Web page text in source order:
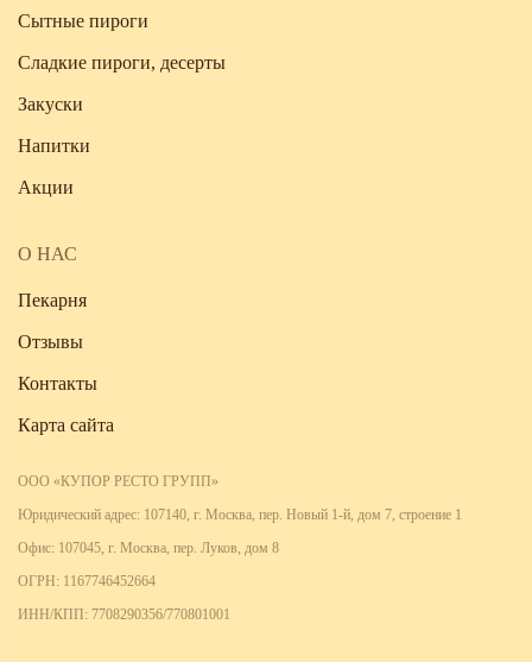
Сытные пироги
Сладкие пироги, десерты
Закуски
Напитки
Акции
О НАС
Пекарня
Отзывы
Контакты
Карта сайта
ООО «КУПОР РЕСТО ГРУПП»
Юридический адрес: 107140, г. Москва, пер. Новый 1-й, дом 7, строение 1
Офис: 107045, г. Москва, пер. Луков, дом 8
ОГРН: 1167746452664
ИНН/КПП: 7708290356/770801001